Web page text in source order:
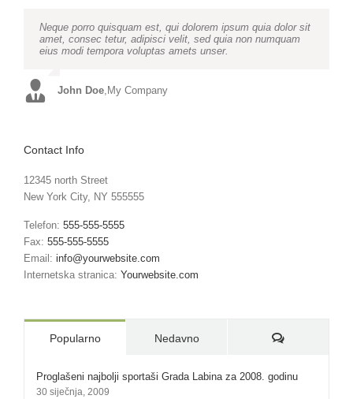
Neque porro quisquam est, qui dolorem ipsum quia dolor sit
amet, consec tetur, adipisci velit, sed quia non numquam
eius modi tempora voluptas amets unser.
John Doe, My Company
Aliquam erat volutpat. Quisque at est id ligula facilisis
laoreet eget pulvinar nibh. Suspendisse at ultrices dui.
Curabitur ac felis arcu sadips ipsums fugiats nemis.
Luke Beck ,Theme Fusion
Contact Info
12345 north Street
New York City, NY 555555
Telefon: 555-555-5555
Fax: 555-555-5555
Email: info@yourwebsite.com
Internetska stranica: Yourwebsite.com
Popularno Nedavno Komentari:
Proglašeni najbolji sportaši Grada Labina za 2008. godinu
30 siječnja, 2009